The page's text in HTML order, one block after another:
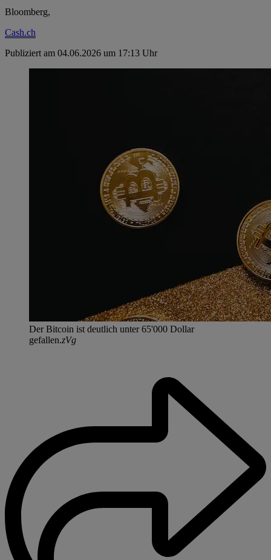
Bloomberg,
Cash.ch
Publiziert am 04.06.2026 um 17:13 Uhr
Der Bitcoin ist deutlich unter 65'000 Dollar
gefallen.zVg